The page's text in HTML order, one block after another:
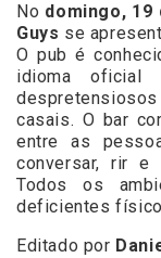
No domingo,
Guys se
O pub é
idioma oficial
casais. O bar
entre as
conversar, rir e
Todos os
deficientes
Editado por